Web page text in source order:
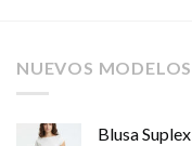
NUEVOS MODELOS
Blusa Suplex